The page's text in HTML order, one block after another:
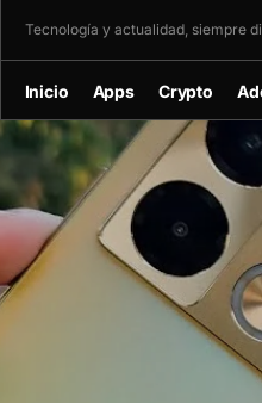
Tecnología y actualidad, siempre
Inicio Apps Crypto